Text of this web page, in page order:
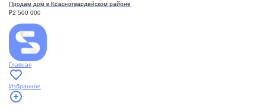
Продам дом в Красногвардейском районе
₽2 500 000
Главная
Избранное